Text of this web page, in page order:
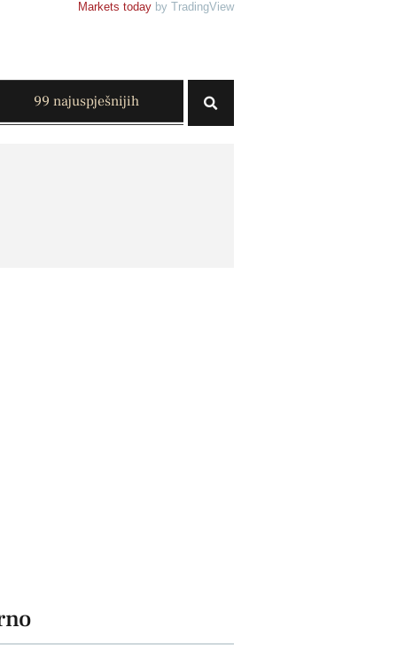
Markets today by TradingView
99 najuspješnijih